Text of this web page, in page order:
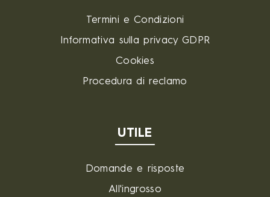
Termini e Condizioni
Informativa sulla privacy GDPR
Cookies
Procedura di reclamo
UTILE
Domande e risposte
All'ingrosso